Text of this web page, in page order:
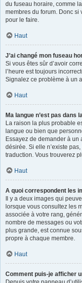
du fuseau horaire, comme
membres du forum. Donc si
pour le faire.
Haut
J’ai changé mon fuseau
Si vous êtes sûr d’avoir
l’heure est toujours
Signalez ce problème à un
Haut
Ma langue n’est pas dans
La raison la plus probable
langue ou bien que
Essayez de demander à un
désirée. Si elle n’existe
traduction. Vous trouverez
Haut
A quoi correspondent les
Il y a deux images qui
lorsque vous consultez les
associée à votre rang,
nombre de messages ou
plus grande, est connue
propre à chaque membre.
Haut
Comment puis-je afficher